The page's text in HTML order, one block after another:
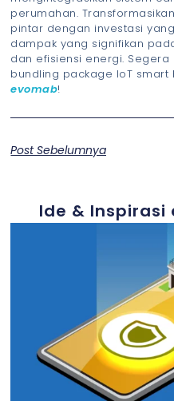
perumahan.
pintar dengan investasi
dampak yang signifikan
dan efisiensi energi.
bundling package IoT smart
evomab!
Post Sebelumnya
Ide & Inspirasi